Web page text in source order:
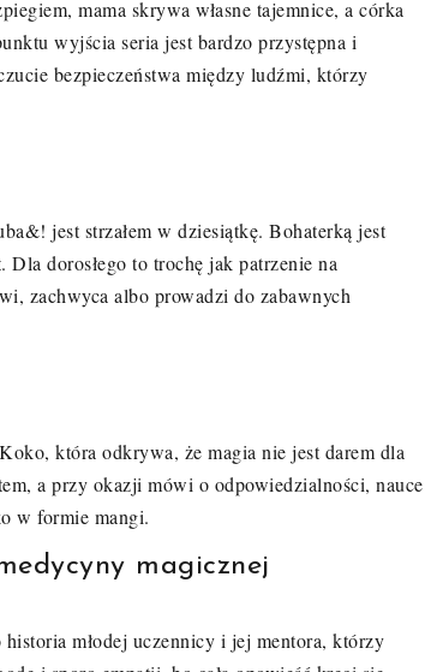
mama skrywa własne tajemnice, a córka
wyjścia seria jest bardzo przystępna i
bezpieczeństwa między ludźmi, którzy
jest strzałem w dziesiątkę. Bohaterką jest
dorosłego to trochę jak patrzenie na
zachwyca albo prowadzi do zabawnych
która odkrywa, że magia nie jest darem dla
a przy okazji mówi o odpowiedzialności, nauce
w formie mangi.
magicznej
młodej uczennicy i jej mentora, którzy